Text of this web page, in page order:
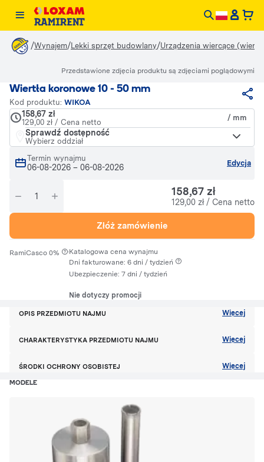
/Wynajem/Lekki sprzęt budowlany/Urządzenia wiercące
Wiertła koronowe 10 - 50 mm
Kod produktu: WIKOA
158,67 zł
129,00 zł / Cena netto
/ mm
Sprawdź dostępność
Wybierz oddział
Termin wynajmu
06-08-2026 – 06-08-2026 Edycja
158,67 zł
129,00 zł / Cena netto
Złóż zamówienie
RamiCasco 0% ·Katalogowa cena wynajmu
Dni fakturowane: 6 dni / tydzień
Ubezpieczenie: 7 dni / tydzień
Nie dotyczy promocji
Przedstawione zdjęcia produktu są zdjęciami poglądowymi
OPIS PRZEDMIOTU NAJMU Więcej
CHARAKTERYSTYKA PRZEDMIOTU NAJMU Więcej
ŚRODKI OCHRONY OSOBISTEJ Więcej
MODELE